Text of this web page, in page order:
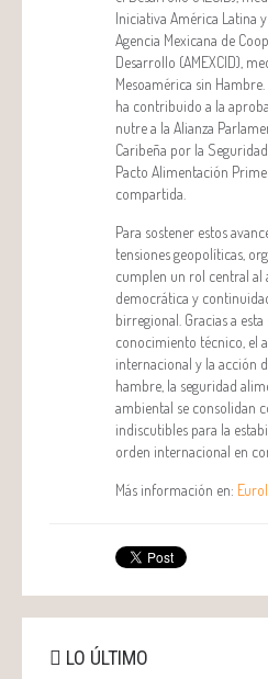
Iniciativa América Latina
Agencia Mexicana de
Desarrollo (AMEXCID),
Mesoamérica sin
ha contribuido a la
nutre a la Alianza
Caribeña por la
Pacto Alimentación
compartida.
Para sostener estos
tensiones geopolíticas,
cumplen un rol central
democrática y
birregional. Gracias a
conocimiento técnico, el
internacional y la acción
hambre, la seguridad
ambiental se consolidan
indiscutibles para la
orden internacional en
Más información en:
LO ÚLTIMO